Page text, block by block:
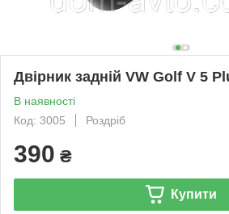
Двірник задній VW Golf V 5
В наявності
Код: 3005
Роздріб
390 ₴
Купити